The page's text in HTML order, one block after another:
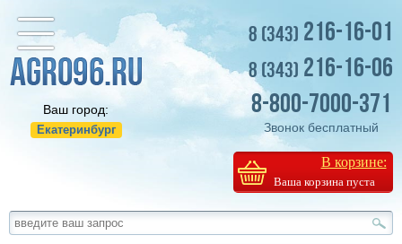
Ваш город:
Екатеринбург
8 (343) 216-16-01
8 (343) 216-16-06
8-800-7000-371
Звонок бесплатный
В корзине:
Ваша корзина пуста